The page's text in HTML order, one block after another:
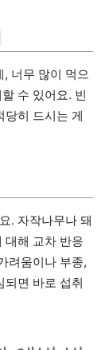
너무 많이 먹으
수 있어요. 빈
당히 드시는 게
. 자작나무나 돼
대해 교차 반응
려움이나 부종,
되면 바로 섭취